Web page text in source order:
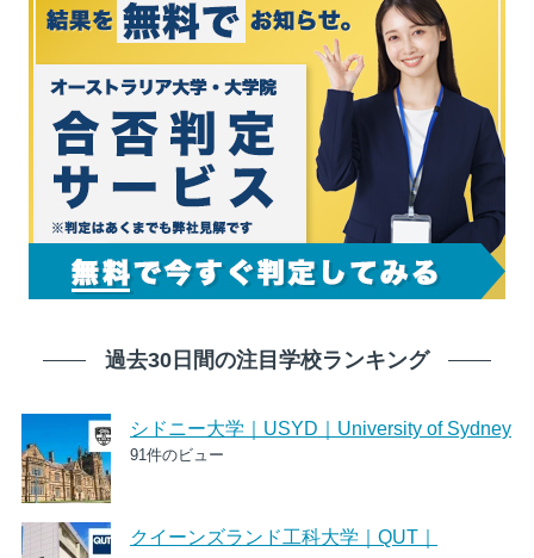
過去30日間の注目学校ランキング
シドニー大学｜USYD｜University of Sydney
91件のビュー
クイーンズランド工科大学｜QUT｜